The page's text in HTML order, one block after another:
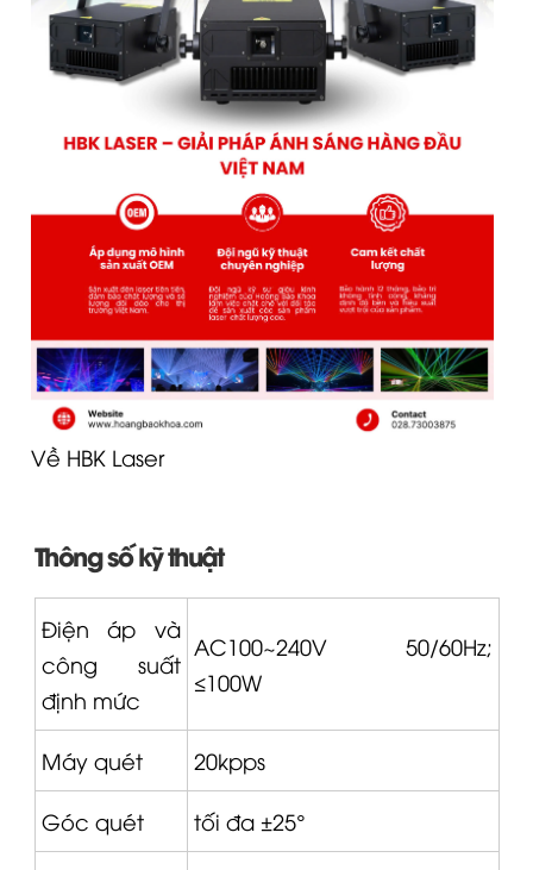
Về HBK Laser
Thông số kỹ thuật
Điện áp và
công suất
định mức
AC100~240V 50/60Hz;
≤100W
Máy quét 20kpps
Góc quét tối đa ±25°